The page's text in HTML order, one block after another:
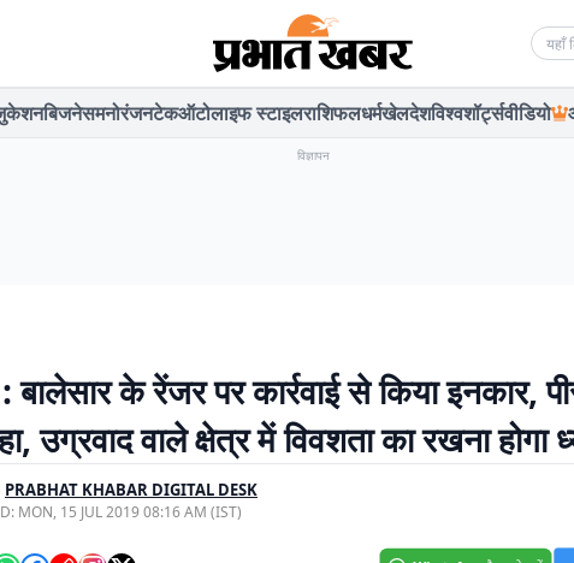
बिजनेसमनोरंजनटेकऑटोलाइफ स्टाइलराशिफलधर्मखेलदेशविश्वशॉर्ट्सवीडियो
विज्ञापन
: बालेसार के रेंजर पर कार्रवाई से किया इनकार,
उग्रवाद वाले क्षेत्र में विवशता का रखना होगा
PRABHAT KHABAR DIGITAL DESK
MON, 15 JUL 2019 08:16 AM (IST)